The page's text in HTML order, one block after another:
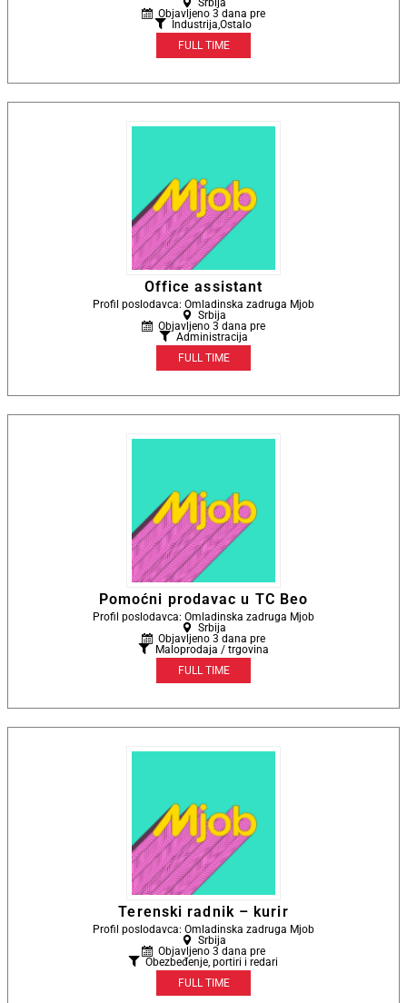
Srbija
Objavljeno 3 dana pre
Industrija,Ostalo
FULL TIME
Office assistant
Profil poslodavca: Omladinska zadruga Mjob
Srbija
Objavljeno 3 dana pre
Administracija
FULL TIME
Pomoćni prodavac u TC Beo
Profil poslodavca: Omladinska zadruga Mjob
Srbija
Objavljeno 3 dana pre
Maloprodaja / trgovina
FULL TIME
Terenski radnik – kurir
Profil poslodavca: Omladinska zadruga Mjob
Srbija
Objavljeno 3 dana pre
Obezbeđenje, portiri i redari
FULL TIME